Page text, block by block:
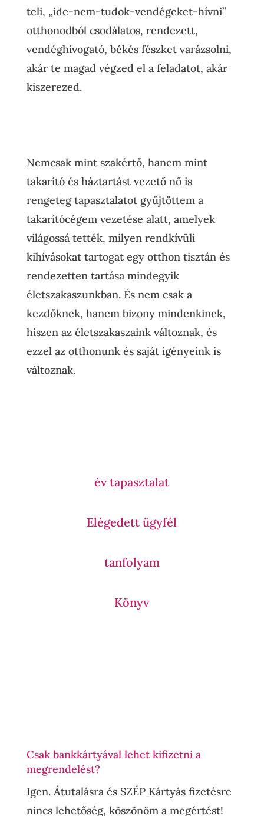
teli, „ide-nem-tudok-vendégeket-hívni”
otthonodból csodálatos, rendezett,
vendéghívogató, békés fészket varázsolni,
akár te magad végzed el a feladatot, akár
kiszerezed.
Nemcsak mint szakértő, hanem mint
takarító és háztartást vezető nő is
rengeteg tapasztalatot gyűjtöttem a
takarítócégem vezetése alatt, amelyek
világossá tették, milyen rendkívüli
kihívásokat tartogat egy otthon tisztán és
rendezetten tartása mindegyik
életszakaszunkban. És nem csak a
kezdőknek, hanem bizony mindenkinek,
hiszen az életszakaszaink változnak, és
ezzel az otthonunk és saját igényeink is
változnak.
év tapasztalat
Elégedett ügyfél
tanfolyam
Könyv
Csak bankkártyával lehet kifizetni a
megrendelést?
Igen. Átutalásra és SZÉP Kártyás fizetésre
nincs lehetőség, köszönöm a megértést!